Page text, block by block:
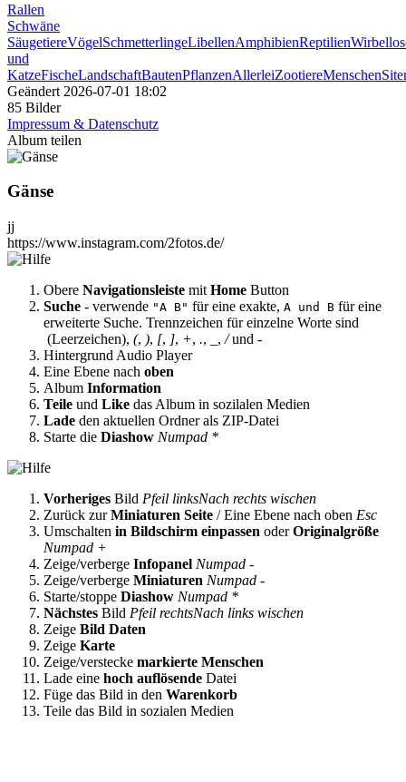
Rallen
Schwäne
SäugetiereVögelSchmetterlingeLibellenAmphibienReptilien
und
KatzeFischeLandschaftBautenPflanzenAllerleiZootiereMenschen
Geändert 2026-07-01 18:02
85 Bilder
Impressum & Datenschutz
Album teilen
Gänse
jj
https://www.instagram.com/2fotos.de/
Obere Navigationsleiste mit Home Button
Suche - verwende "A B" für eine exakte, A und B für eine
erweiterte Suche. Trennzeichen für einzelne Worte sind
(Leerzeichen), (, ), [, ], +, ., , /und -
Hintergrund Audio Player
Eine Ebene nach oben
Album Information
Teile und Like das Album in sozilalen Medien
Lade den aktuellen Ordner als ZIP-Datei
Starte die Diashow Numpad *
Vorheriges Bild Pfeil linksNach rechts wischen
Zurück zurMiniaturen Seite / Eine Ebene nach oben Esc
Umschalten in Bildschirm einpassen oderOriginalgröße
Numpad +
Zeige/verberge Infopanel Numpad -
Zeige/verberge Miniaturen Numpad -
Starte/stoppe Diashow Numpad *
Nächstes Bild Pfeil rechtsNach links wischen
Zeige Bild Daten
Zeige Karte
Zeige/verstecke markierte Menschen
Lade eine hoch auflösende Datei
Füge das Bild in den Warenkorb
Teile das Bild in sozialen Medien